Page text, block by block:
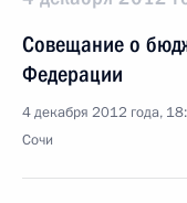
Совещание о
Федерации
4 декабря 2012 года,
Сочи